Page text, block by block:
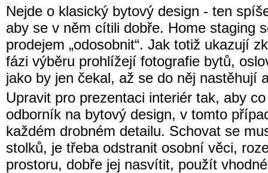
Nejde o klasický bytový design - ten
aby se v něm cítili dobře. Home staging
prodejem „odosobnit“. Jak totiž ukazují
fázi výběru prohlížejí fotografie bytů,
jako by jen čekal, až se do něj nastěhují
Upravit pro prezentaci interiér tak, aby
odborník na bytový design, v tomto
každém drobném detailu. Schovat se
stolků, je třeba odstranit osobní věci,
prostoru, dobře jej nasvítit, použít